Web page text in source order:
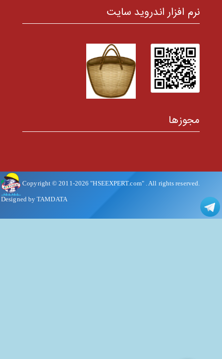
نرم افزار اندروید سایت
مجوزها
Copyright © 2011-2026 "HSEEXPERT.com". All rights reserved.
Designed by TAMDATA